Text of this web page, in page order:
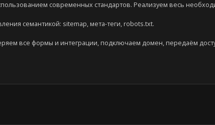
современных стандартов. Реализуем весь
семантикой: sitemap, мета-теги, robots.txt.
все формы и интеграции, подключаем домен, передаём